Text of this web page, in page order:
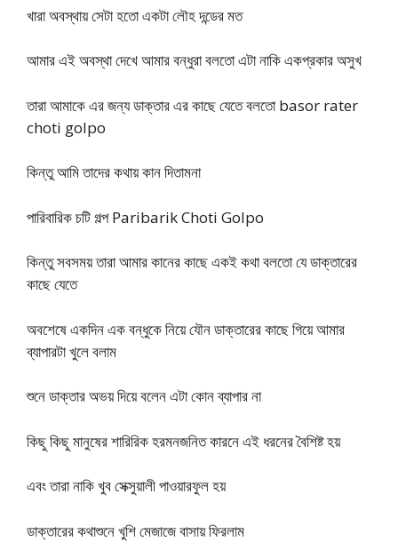
খারা অবস্থায় সেটা হতো একটা লৌহ দন্ডের মত
আমার এই অবস্থা দেখে আমার বন্ধুরা বলতো এটা নাকি একপ্রকার অসুখ
তারা আমাকে এর জন্য ডাক্তার এর কাছে যেতে বলতো basor rater
choti golpo
কিন্তু আমি তাদের কথায় কান দিতামনা
পারিবারিক চটি গল্প Paribarik Choti Golpo
কিন্তু সবসময় তারা আমার কানের কাছে একই কথা বলতো যে ডাক্তারের
কাছে যেতে
অবশেষে একদিন এক বন্ধুকে নিয়ে যৌন ডাক্তারের কাছে গিয়ে আমার
ব্যাপারটা খুলে বলাম
শুনে ডাক্তার অভয় দিয়ে বলেন এটা কোন ব্যাপার না
কিছু কিছু মানুষের শারিরিক হরমনজনিত কারনে এই ধরনের বৈশিষ্ট হয়
এবং তারা নাকি খুব সেক্সুয়ালী পাওয়ারফুল হয়
ডাক্তারের কথাশুনে খুশি মেজাজে বাসায় ফিরলাম